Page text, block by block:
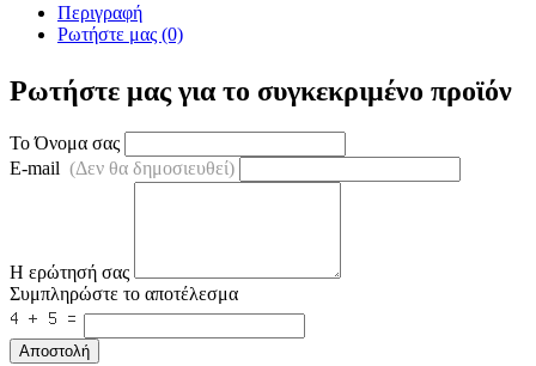
Περιγραφή
Ρωτήστε μας (0)
Ρωτήστε μας για το συγκεκριμένο προϊόν
Το Όνομα σας
E-mail (Δεν θα δημοσιευθεί)
Η ερώτησή σας
Συμπληρώστε το αποτέλεσμα
Αποστολή